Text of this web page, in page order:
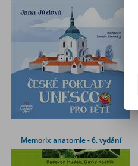
Memorix anatomie - 6. vydání